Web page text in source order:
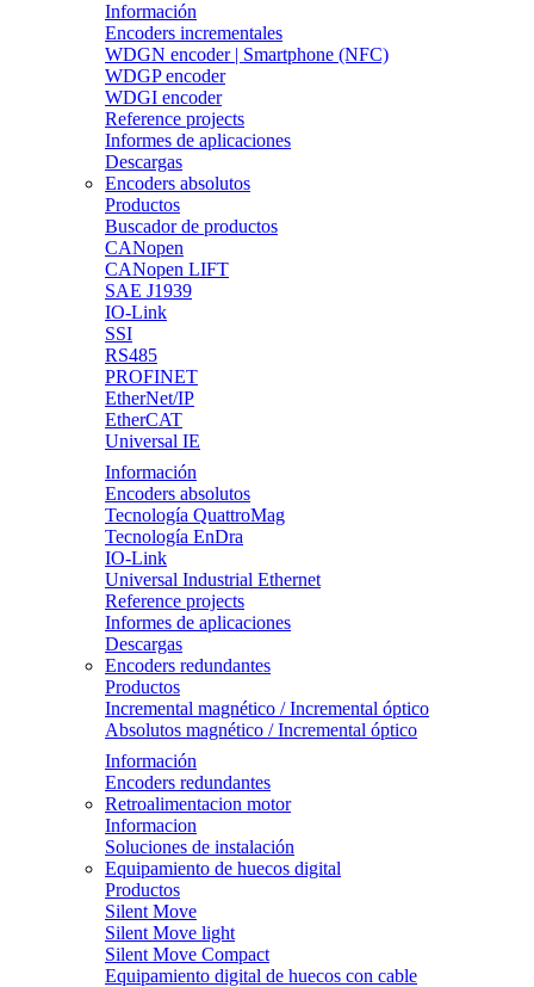
Información
Encoders incrementales
WDGN encoder | Smartphone (NFC)
WDGP encoder
WDGI encoder
Reference projects
Informes de aplicaciones
Descargas
Encoders absolutos
Productos
Buscador de productos
CANopen
CANopen LIFT
SAE J1939
IO-Link
SSI
RS485
PROFINET
EtherNet/IP
EtherCAT
Universal IE
Información
Encoders absolutos
Tecnología QuattroMag
Tecnología EnDra
IO-Link
Universal Industrial Ethernet
Reference projects
Informes de aplicaciones
Descargas
Encoders redundantes
Productos
Incremental magnético / Incremental óptico
Absolutos magnético / Incremental óptico
Información
Encoders redundantes
Retroalimentacion motor
Informacion
Soluciones de instalación
Equipamiento de huecos digital
Productos
Silent Move
Silent Move light
Silent Move Compact
Equipamiento digital de huecos con cable